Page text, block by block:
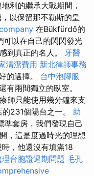
利的繼承大戰期間，
以保留那不勒斯的皇
在Bükfürdő的
可以在自己的閃閃發光
到真正的名人。 牙醫
清潔費用 新北律師事務
的選擇。 台中泡腳服
有兩間獨立的臥室。
師只能使用幾分鐘來支
231個陽台之一。 助
準套房，我們發現自己
，這是度過時光的理想
，他還沒有填滿18
理台胞證過期問題 毛孔